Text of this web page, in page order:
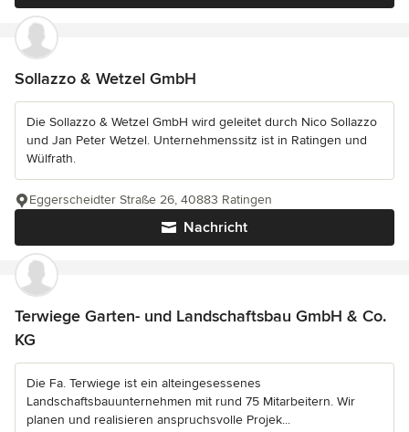
Sollazzo & Wetzel GmbH
Die Sollazzo & Wetzel GmbH wird geleitet durch Nico Sollazzo
und Jan Peter Wetzel. Unternehmenssitz ist in Ratingen und
Wülfrath.
Nachricht
Eggerscheidter Straße 26, 40883 Ratingen
Terwiege Garten- und Landschaftsbau GmbH & Co.
KG
Die Fa. Terwiege ist ein alteingesessenes
Landschaftsbauunternehmen mit rund 75 Mitarbeitern. Wir
planen und realisieren anspruchsvolle Projek...